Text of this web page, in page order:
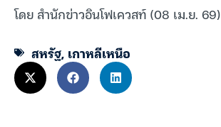
โดย สำนักข่าวอินโฟเควสท์ (08 เม.ย. 69)
สหรัฐ, เกาหลีเหนือ